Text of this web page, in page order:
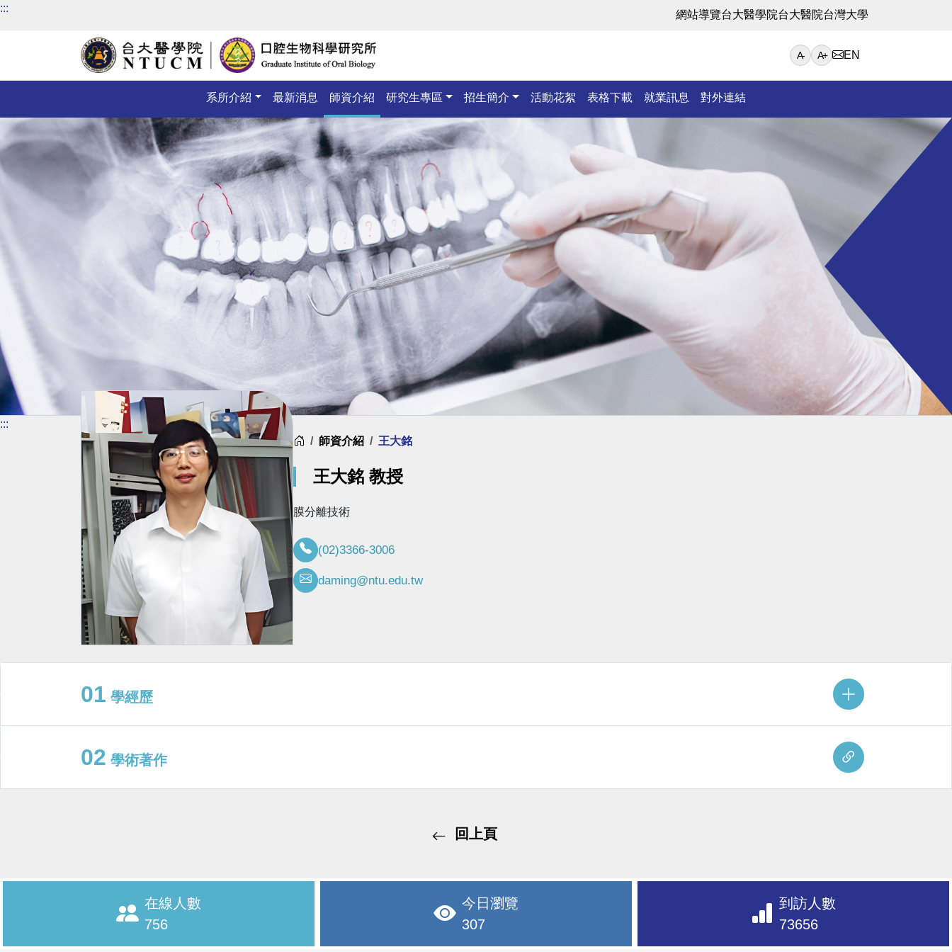
:::
網站導覽台大醫學院台大醫院台灣大學
A- A+ EN
系所介紹 最新消息 師資介紹 研究生專區 招生簡介 活動花絮 表格下載 就業訊息 對外連結
:::
首頁師資介紹 王大銘
王大銘 教授
膜分離技術
(02)3366-3006
daming@ntu.edu.tw
01 學經歷
02 學術著作
回上頁
在線人數
756
今日瀏覽
307
到訪人數
73656